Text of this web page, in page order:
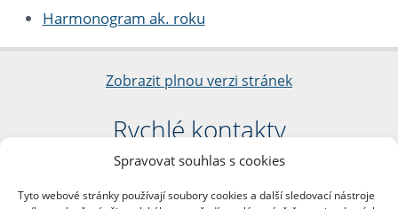
Spravovat souhlas s cookies
Tyto webové stránky používají soubory cookies a další sledovací nástroje
Harmonogram ak. roku
Zobrazit plnou verzi stránek
Rychlé kontakty
Filozofická fakulta
nám. Jana Palacha 1/2